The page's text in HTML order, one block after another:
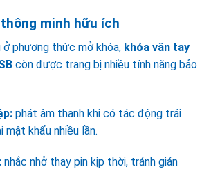
minh hữu ích
ở phương thức mở khóa, khóa vân tay
còn được trang bị nhiều tính năng bảo
phát âm thanh khi có tác động trái
mật khẩu nhiều lần.
nhắc nhở thay pin kịp thời, tránh gián